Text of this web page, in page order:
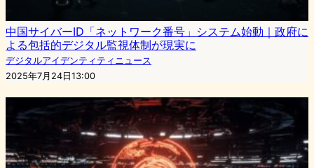
中国サイバーID「ネットワーク番号」システム始動｜政府に
よる包括的デジタル監視体制が現実に
デジタルアイデンティティニュース
2025年7月24日13:00